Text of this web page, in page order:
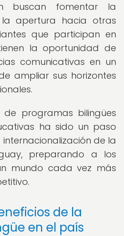
buscan fomentar la
apertura hacia otras
que participan en
la oportunidad de
comunicativas en un
ampliar sus horizontes
de programas bilingües
ha sido un paso
de la
preparando a los
mundo cada vez más
de la
en el país